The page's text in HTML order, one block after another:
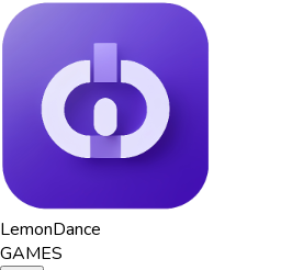
LemonDance
GAMES